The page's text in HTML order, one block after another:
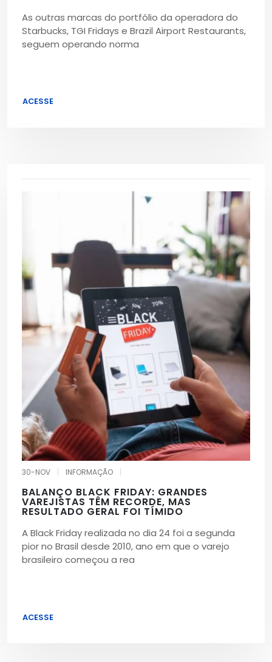
As outras marcas do portfólio da operadora do
Starbucks, TGI Fridays e Brazil Airport Restaurants,
seguem operando norma
ACESSE
30-NOV INFORMAÇÃO
BALANÇO BLACK FRIDAY: GRANDES
VAREJISTAS TÊM RECORDE, MAS
RESULTADO GERAL FOI TÍMIDO
A Black Friday realizada no dia 24 foi a segunda
pior no Brasil desde 2010, ano em que o varejo
brasileiro começou a rea
ACESSE